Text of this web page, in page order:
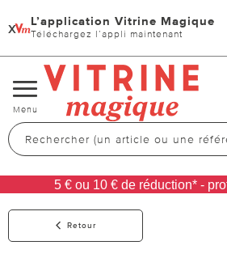
x L’application Vitrine Magique
Téléchargez l’appli maintenant
Changer
de
navigation
Menu
5 € ou 10 € de réduction* -
Retour